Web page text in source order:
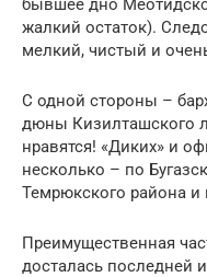
бывшее дно
жалкий остаток).
мелкий, чистый и
С одной стороны –
дюны Кизилташского
нравятся! «Диких» и
несколько – по
Темрюкского района и
Преимущественная
досталась последней